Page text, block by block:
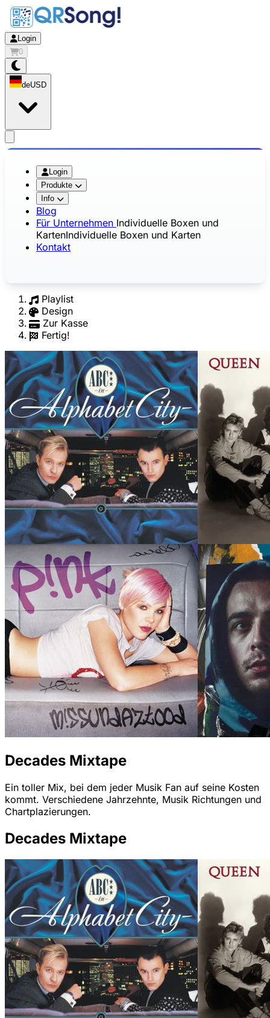
Login
0
deUSD
Login
Produkte
Info
Blog
Für Unternehmen Individuelle Boxen und
KartenIndividuelle Boxen und Karten
Kontakt
Playlist
Design
Zur Kasse
Fertig!
Decades Mixtape
Ein toller Mix, bei dem jeder Musik Fan auf seine Kosten
kommt. Verschiedene Jahrzehnte, Musik Richtungen und
Chartplazierungen.
Decades Mixtape